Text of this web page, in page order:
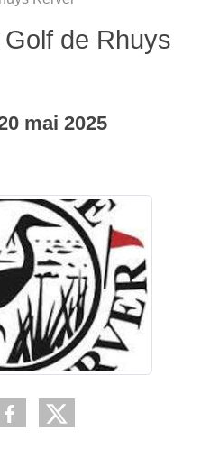
de Rhuys
mai 2025